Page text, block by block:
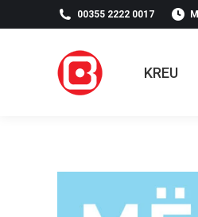
00355 2222 0017
KREU
KREU